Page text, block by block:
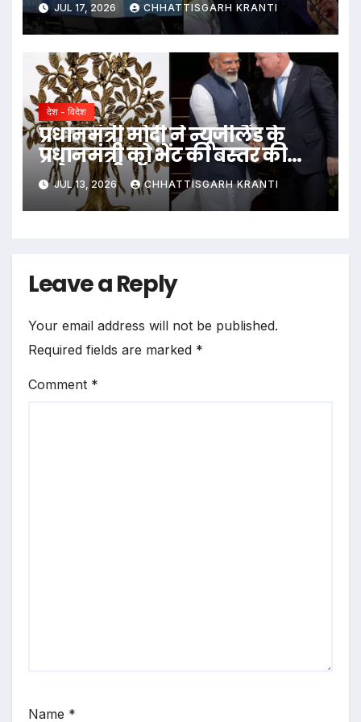
JUL 17, 2026 CHHATTISGARH KRANTI
देश - विदेश
प्रधानमंत्री मोदी ने न्यूजीलैंड के
प्रधानमंत्री को भेंट की बस्तर की
“ढोकरा ट्री ऑफ लाइफ”
JUL 13, 2026 CHHATTISGARH KRANTI
Leave a Reply
Your email address will not be published.
Required fields are marked *
Comment *
Name *